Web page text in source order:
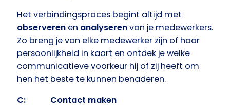
Het verbindingsproces begint altijd met
observeren en analyserenvan je medewerkers.
Zo breng je van elke medewerker zijn of haar
persoonlijkheid in kaart en ontdek je welke
communicatieve voorkeur hij of zij heeft om
hen het beste te kunnen benaderen.
C: Contact maken